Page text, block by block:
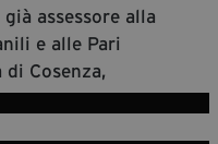
assessore alla
e alle Pari
Cosenza,